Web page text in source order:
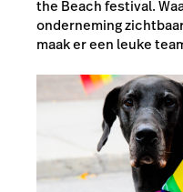
the Beach festival.
onderneming
maak er een leuke